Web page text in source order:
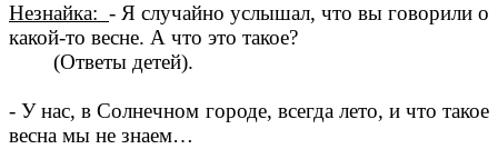
Незнайка: - Я случайно услышал, что вы говорили о
какой-то весне. А что это такое?
(Ответы детей).
- У нас, в Солнечном городе, всегда лето, и что такое
весна мы не знаем…